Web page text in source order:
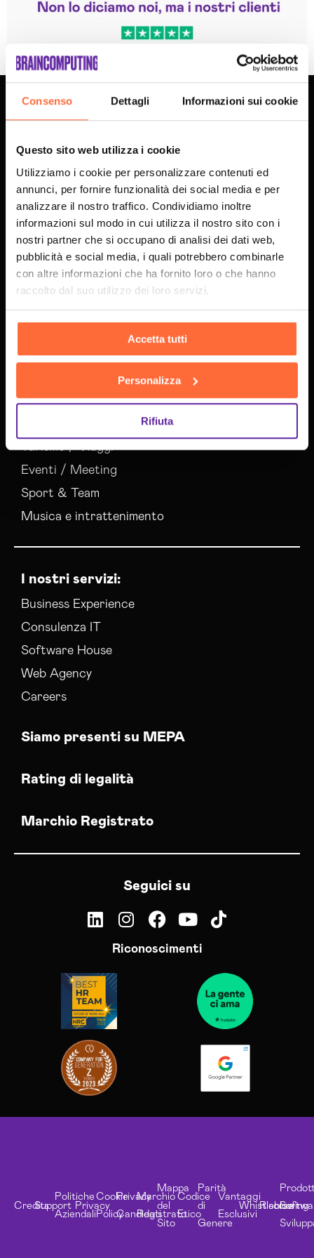
Consenso Dettagli Informazioni sui cookie
Questo sito web utilizza i cookie
Utilizziamo i cookie per personalizzare contenuti ed
annunci, per fornire funzionalità dei social media e per
analizzare il nostro traffico. Condividiamo inoltre
informazioni sul modo in cui utilizza il nostro sito con i
nostri partner che si occupano di analisi dei dati web,
pubblicità e social media, i quali potrebbero combinarle
con altre informazioni che ha fornito loro o che hanno
raccolto dal suo utilizzo dei loro servizi.
Accetta tutti
Personalizza
Rifiuta
Trustpilot
Agenti AI sviluppano percorsi di Business Experience e
progetti innovativi per aziende che come noi guardano al
futuro.
SCOPRI L'AZIENDA
ISCRIVITI ALLA NEWSLETTER
Settori:
Sanità e Benessere
Vendita / E-commerce
Turismo / Viaggi
Eventi / Meeting
Sport & Team
Musica e intrattenimento
I nostri servizi:
Business Experience
Consulenza IT
Software House
Web Agency
Careers
Siamo presenti su MEPA
Rating di legalità
Marchio Registrato
Seguici su
Riconoscimenti
CreditsSupport
Politiche
Aziendali
Privacy
Cookie
Policy
Privacy
Candidati
Marchio
Registrato
Mappa
del
Sito
Codice
Etico
Parità
di
Genere
Vantaggi
Esclusivi
Whistleblowing
Risorse